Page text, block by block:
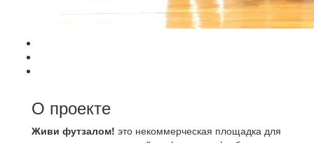
О проекте
Живи футзалом! это некоммерческая площадка для